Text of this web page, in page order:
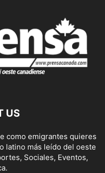
US
como emigrantes quieres
latino más leído del oeste
Sociales, Eventos,